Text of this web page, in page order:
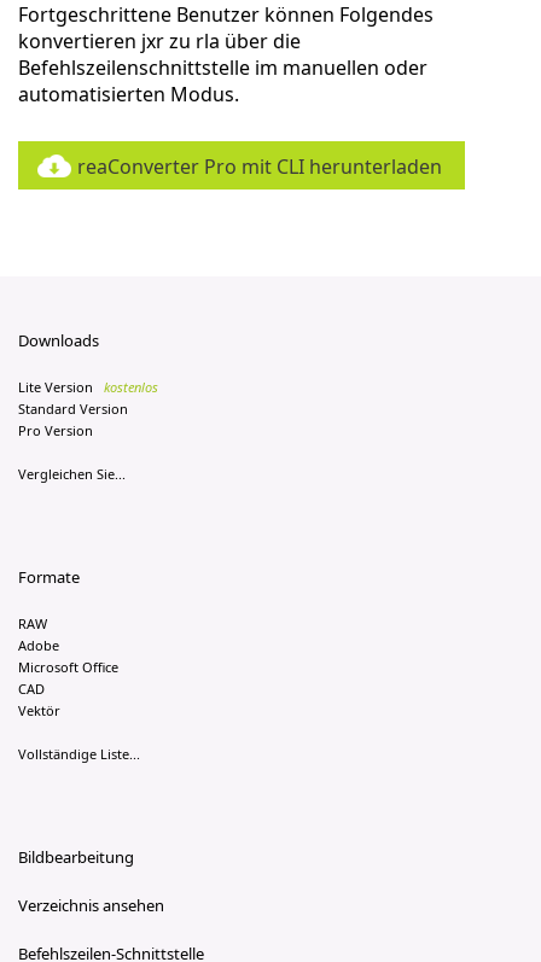
Fortgeschrittene Benutzer können Folgendes
konvertieren jxr zu rla über die
Befehlszeilenschnittstelle im manuellen oder
automatisierten Modus.
reaConverter Pro mit CLI herunterladen
Downloads
Lite Version
kostenlos
Standard Version
Pro Version
Vergleichen Sie...
Formate
RAW
Adobe
Microsoft Office
CAD
Vektör
Vollständige Liste...
Bildbearbeitung
Verzeichnis ansehen
Befehlszeilen-Schnittstelle